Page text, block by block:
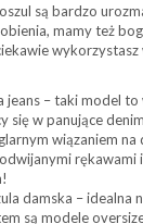
są bardzo
mamy też
wykorzystasz
jeans – taki model
się w panujące
wiązaniem na
rękawami i
damska – idealna
są modele